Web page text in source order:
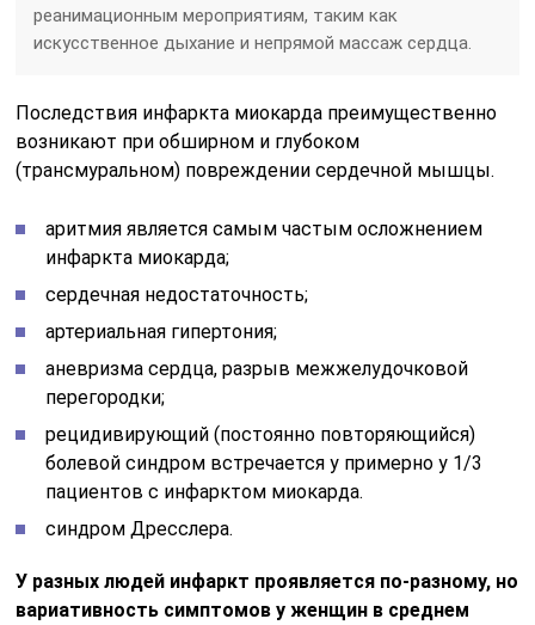
реанимационным мероприятиям, таким как
искусственное дыхание и непрямой массаж сердца.
Последствия инфаркта миокарда преимущественно
возникают при обширном и глубоком
(трансмуральном) повреждении сердечной мышцы.
аритмия является самым частым осложнением
инфаркта миокарда;
сердечная недостаточность;
артериальная гипертония;
аневризма сердца, разрыв межжелудочковой
перегородки;
рецидивирующий (постоянно повторяющийся)
болевой синдром встречается у примерно у 1/3
пациентов с инфарктом миокарда.
синдром Дресслера.
У разных людей инфаркт проявляется по-разному, но
вариативность симптомов у женщин в среднем